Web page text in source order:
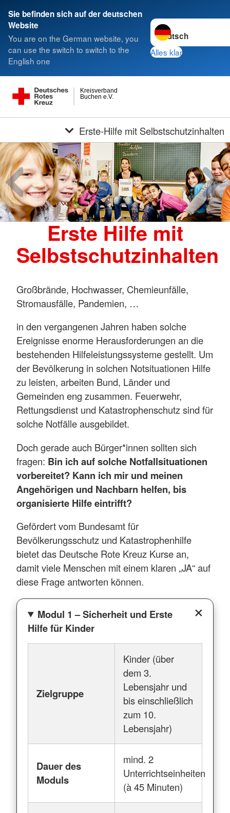
Sie befinden sich auf der deutschen
Website
You are on the German website, you
can use the switch to switch to the
English one
Sprache wechseln zu
Alles klar
Buchen e.V.
Kreisverband
Erste-Hilfe mit Selbstschutzinhalten
Erste Hilfe mit
Selbstschutzinhalten
Großbrände, Hochwasser, Chemieunfälle,
Stromausfälle, Pandemien, …
in den vergangenen Jahren haben solche
Ereignisse enorme Herausforderungen an die
bestehenden Hilfeleistungssysteme gestellt. Um
der Bevölkerung in solchen Notsituationen Hilfe
zu leisten, arbeiten Bund, Länder und
Gemeinden eng zusammen. Feuerwehr,
Rettungsdienst und Katastrophenschutz sind für
solche Notfälle ausgebildet.
Doch gerade auch Bürger*innen sollten sich
fragen: Bin ich auf solche Notfallsituationen
vorbereitet? Kann ich mir und meinen
Angehörigen und Nachbarn helfen, bis
organisierte Hilfe eintrifft?
Gefördert vom Bundesamt für
Bevölkerungsschutz und Katastrophenhilfe
bietet das Deutsche Rote Kreuz Kurse an,
damit viele Menschen mit einem klaren „JA“ auf
diese Frage antworten können.
Modul 1 – Sicherheit und Erste
Hilfe für Kinder
Zielgruppe
Kinder (über
dem 3.
Lebensjahr und
bis einschließlich
zum 10.
Lebensjahr)
Dauer des
Moduls
mind. 2
Unterrichtseinheiten
(à 45 Minuten)